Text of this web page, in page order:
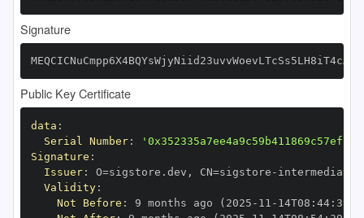
Signature
Public Key Certificate
data :
Serial Number:
Signature :
Issuer: O=sigstore.dev , CN=sigstore -
Validity:
Not Before : 9 months ago (2025 - 11 - 14T08 : 44: